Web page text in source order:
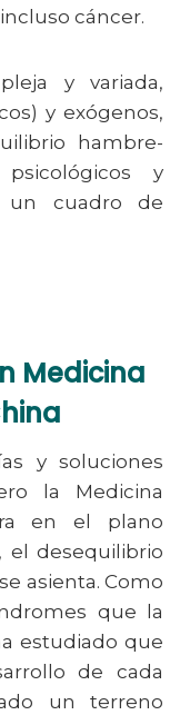
cáncer.
y variada,
y exógenos,
hambre-
y
un cuadro de
Medicina
y soluciones
la Medicina
en el plano
el desequilibrio
asienta. Como
que la
estudiado que
de cada
un terreno